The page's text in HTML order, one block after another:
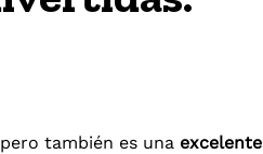
también es una excelente